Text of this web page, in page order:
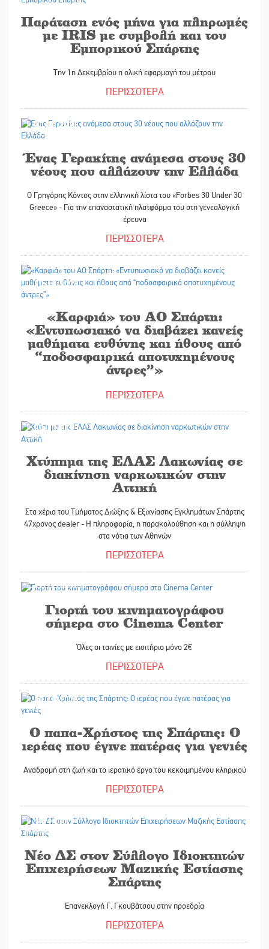
Παράταση ενός μήνα για πληρωμές
με IRIS με συμβολή και του
Εμπορικού Σπάρτης
Την 1η Δεκεμβρίου η ολική εφαρμογή του μέτρου
ΠΕΡΙΣΣΟΤΕΡΑ
30/10/2025
Ένας Γερακίτης ανάμεσα στους 30
νέους που αλλάζουν την Ελλάδα
Ο Γρηγόρης Κόντος στην ελληνική λίστα του «Forbes 30 Under 30
Greece» - Για την επαναστατική πλατφόρμα του στη γενεαλογική
έρευνα
ΠΕΡΙΣΣΟΤΕΡΑ
30/10/2025
«Καρφιά» του ΑΟ Σπάρτη:
«Εντυπωσιακό να διαβάζει κανείς
μαθήματα ευθύνης και ήθους από
“ποδοσφαιρικά αποτυχημένους
άντρες”»
ΠΕΡΙΣΣΟΤΕΡΑ
30/10/2025
Χτύπημα της ΕΛΑΣ Λακωνίας σε
διακίνηση ναρκωτικών στην
Αττική
Στα χέρια του Τμήματος Διώξης & Εξιχνίασης Εγκλημάτων Σπάρτης
47χρονος dealer - Η πληροφορία, η παρακολούθηση και η σύλληψη
στα νότια των Αθηνών
ΠΕΡΙΣΣΟΤΕΡΑ
Γιορτή του κινηματογράφου
σήμερα στο Cinema Center
Όλες οι ταινίες με εισιτήριο μόνο 2€
ΠΕΡΙΣΣΟΤΕΡΑ
30/10/2025
Ο παπα-Χρήστος της Σπάρτης: Ο
ιερέας που έγινε πατέρας για γενιές
Αναδρομή στη ζωή και το ιερατικό έργο του κεκοιμημένου κληρικού
ΠΕΡΙΣΣΟΤΕΡΑ
30/10/2025
Νέο ΔΣ στον Σύλλογο Ιδιοκτητών
Επιχειρήσεων Μαζικής Εστίασης
Σπάρτης
Επανεκλογή Γ. Γκουβάτσου στην προεδρία
ΠΕΡΙΣΣΟΤΕΡΑ